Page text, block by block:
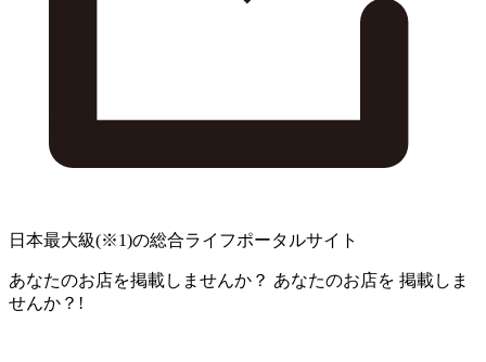
日本最大級(※1)の総合ライフポータルサイト
あなたのお店を掲載しませんか？ あなたのお店を 掲載しま
せんか？!